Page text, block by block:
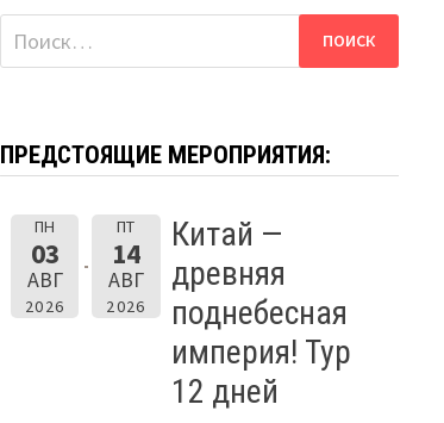
Найти:
ПРЕДСТОЯЩИЕ МЕРОПРИЯТИЯ:
ПН
03
АВГ
2026
ПТ
14
АВГ
2026
Китай —
древняя
поднебесная
империя! Тур
12 дней